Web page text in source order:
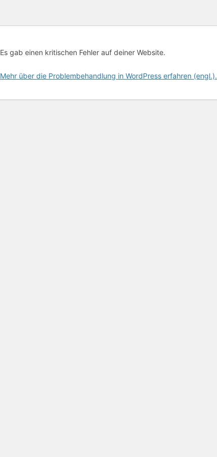
Es gab einen kritischen Fehler auf deiner Website.
Mehr über die Problembehandlung in WordPress erfahren (engl.).